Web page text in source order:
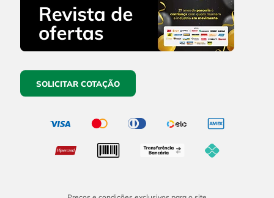
SOLICITAR COTAÇÃO